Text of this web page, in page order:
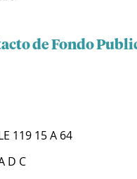
de Fondo
119 15 A 64
D C